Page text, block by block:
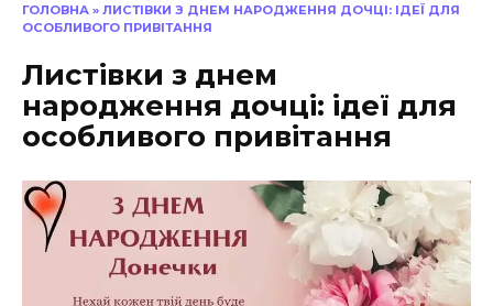
ГОЛОВНА » ЛИСТІВКИ З ДНЕМ НАРОДЖЕННЯ ДОЧЦІ: ІДЕЇ ДЛЯ
ОСОБЛИВОГО ПРИВІТАННЯ
Листівки з днем
народження дочці: ідеї для
особливого привітання